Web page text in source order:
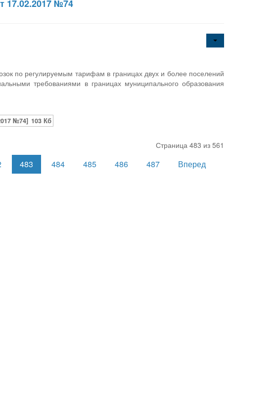
17.02.2017 №74
по регулируемым тарифам в границах двух и более поселений
требованиями в границах муниципального образования
№74] 103 Кб
Страница 483 из 561
483 484 485 486 487
Вперед